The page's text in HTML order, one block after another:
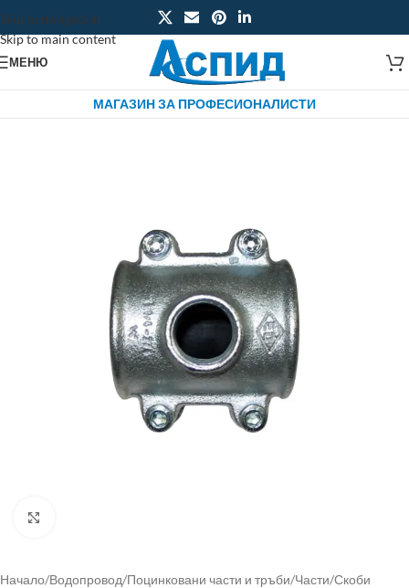
Skip to navigation
Skip to main content
МЕНЮ
МАГАЗИН ЗА ПРОФЕСИОНАЛИСТИ
Начало/Водопровод/Поцинковани части и тръби/Части/Скоби